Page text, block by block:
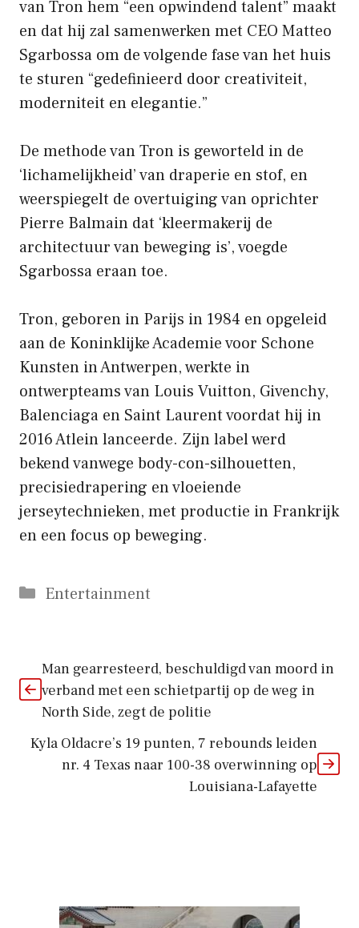
van Tron hem “een opwindend talent” maakt
en dat hij zal samenwerken met CEO Matteo
Sgarbossa om de volgende fase van het huis
te sturen “gedefinieerd door creativiteit,
moderniteit en elegantie.”
De methode van Tron is geworteld in de
‘lichamelijkheid’ van draperie en stof, en
weerspiegelt de overtuiging van oprichter
Pierre Balmain dat ‘kleermakerij de
architectuur van beweging is’, voegde
Sgarbossa eraan toe.
Tron, geboren in Parijs in 1984 en opgeleid
aan de Koninklijke Academie voor Schone
Kunsten in Antwerpen, werkte in
ontwerpteams van Louis Vuitton, Givenchy,
Balenciaga en Saint Laurent voordat hij in
2016 Atlein lanceerde. Zijn label werd
bekend vanwege body-con-silhouetten,
precisiedrapering en vloeiende
jerseytechnieken, met productie in Frankrijk
en een focus op beweging.
Categorieën
Entertainment
Man gearresteerd, beschuldigd van moord in
verband met een schietpartij op de weg in
North Side, zegt de politie
Kyla Oldacre’s 19 punten, 7 rebounds leiden
nr. 4 Texas naar 100-38 overwinning op
Louisiana-Lafayette